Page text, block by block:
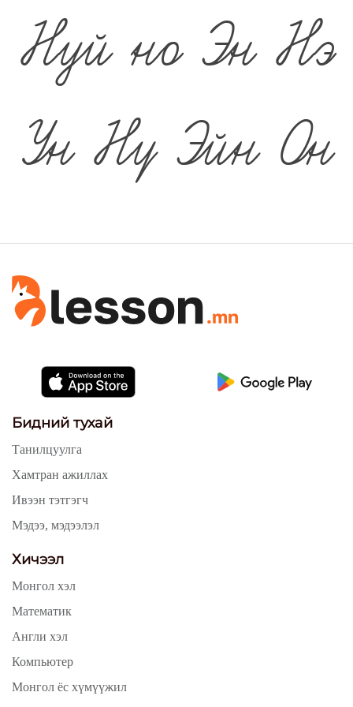
Нуй но Эн Нэ
Ун Нү Эйн Он
Бидний тухай
Танилцуулга
Хамтран ажиллах
Ивээн тэтгэгч
Мэдээ, мэдээлэл
Хичээл
Монгол хэл
Математик
Англи хэл
Компьютер
Монгол ёс хүмүүжил